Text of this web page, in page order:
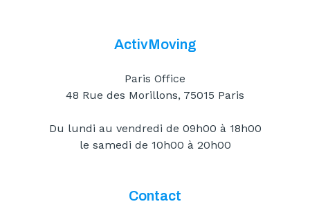
ActivMoving
Paris Office
48 Rue des Morillons, 75015 Paris
Du lundi au vendredi de 09h00 à 18h00
le samedi de 10h00 à 20h00
Contact